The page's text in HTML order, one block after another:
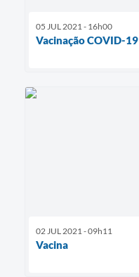
05 JUL 2021 - 16h00
Vacinação COVID-19
02 JUL 2021 - 09h11
Vacina